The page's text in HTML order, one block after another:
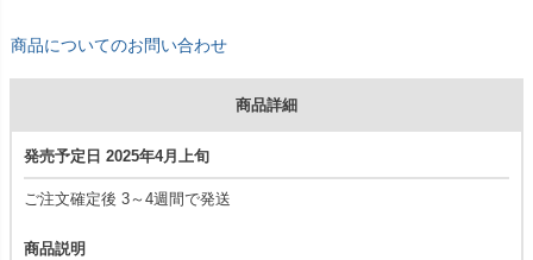
商品についてのお問い合わせ
商品詳細
発売予定日 2025年4月上旬
ご注文確定後 3～4週間で発送
商品説明